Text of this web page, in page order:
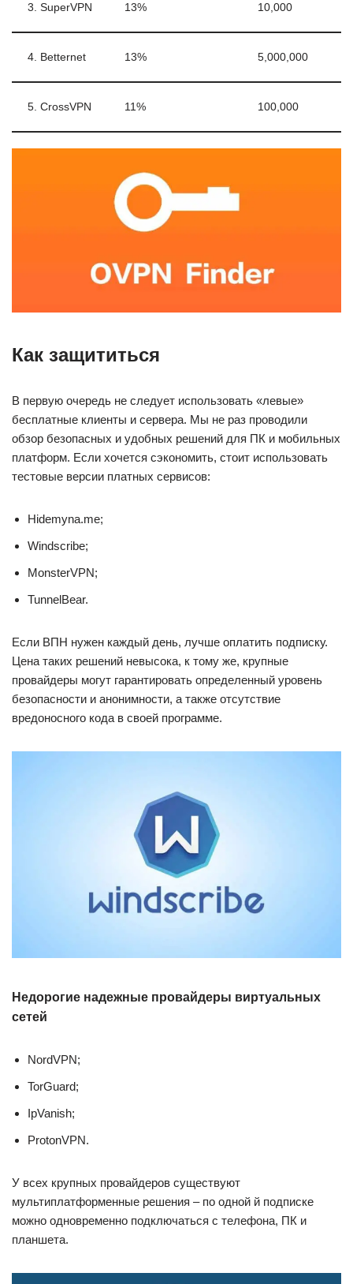
3. SuperVPN 13% 10,000
4. Betternet 13% 5,000,000
5. CrossVPN 11% 100,000
Как защититься
В первую очередь не следует использовать «левые»
бесплатные клиенты и сервера. Мы не раз проводили
обзор безопасных и удобных решений для ПК и мобильных
платформ. Если хочется сэкономить, стоит использовать
тестовые версии платных сервисов:
Hidemyna.me;
Windscribe;
MonsterVPN;
TunnelBear.
Если ВПН нужен каждый день, лучше оплатить подписку.
Цена таких решений невысока, к тому же, крупные
провайдеры могут гарантировать определенный уровень
безопасности и анонимности, а также отсутствие
вредоносного кода в своей программе.
Недорогие надежные провайдеры виртуальных
сетей
NordVPN;
TorGuard;
IpVanish;
ProtonVPN.
У всех крупных провайдеров существуют
мультиплатформенные решения – по одной й подписке
можно одновременно подключаться с телефона, ПК и
планшета.